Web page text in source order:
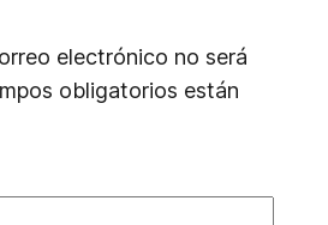
electrónico no será
obligatorios están